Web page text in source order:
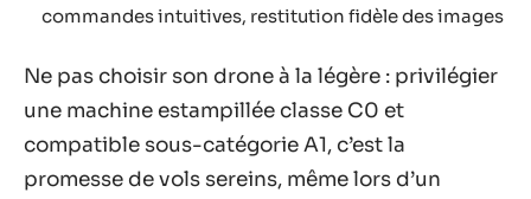
commandes intuitives, restitution fidèle des images
Ne pas choisir son drone à la légère : privilégier
une machine estampillée classe C0 et
compatible sous-catégorie A1, c’est la
promesse de vols sereins, même lors d’un